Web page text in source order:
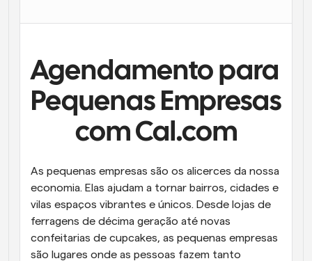
Agendamento potenciado com chamadas
impulsionadas por IA
Fluxos de trabalho
Blogue
Mantenha-se atualizado com as últimas notícias e
atualizações
Reuniões Instantâneas
Reunião com clientes em minutos
Links de Grupo Dinâmico
Agende reuniões de forma fluida com várias pessoas
Webhooks
Receba notificações quando algo acontecer
Agendamento para
Pequenas Empresas
com Cal.com
As pequenas empresas são os alicerces da nossa
economia. Elas ajudam a tornar bairros, cidades e
vilas espaços vibrantes e únicos. Desde lojas de
ferragens de décima geração até novas
confeitarias de cupcakes, as pequenas empresas
são lugares onde as pessoas fazem tanto